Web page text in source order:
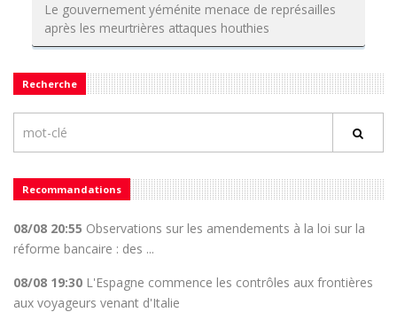
Le gouvernement yéménite menace de représailles
après les meurtrières attaques houthies
Recherche
Recommandations
08/08 20:55 Observations sur les amendements à la loi sur la
réforme bancaire : des ...
08/08 19:30 L'Espagne commence les contrôles aux frontières
aux voyageurs venant d'Italie